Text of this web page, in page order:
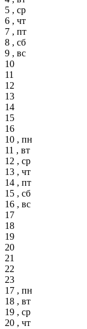
5 , ср
6 , чт
7 , пт
8 , сб
9 , вс
10
11
12
13
14
15
16
10 , пн
11 , вт
12 , ср
13 , чт
14 , пт
15 , сб
16 , вс
17
18
19
20
21
22
23
17 , пн
18 , вт
19 , ср
20 , чт